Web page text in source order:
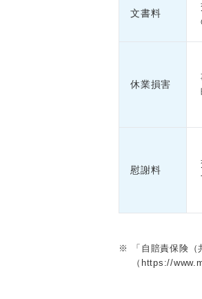
文書料
休業損害
慰謝料
※
「自賠責保険
（https://